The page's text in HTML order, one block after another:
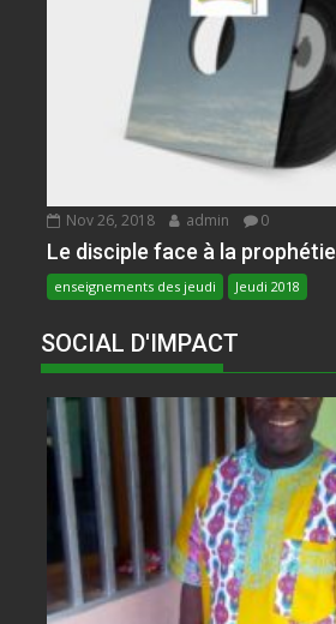
Nov 26, 2018 admin 0
Le disciple face à la prophétie
enseignements des jeudi Jeudi 2018
SOCIAL D'IMPACT